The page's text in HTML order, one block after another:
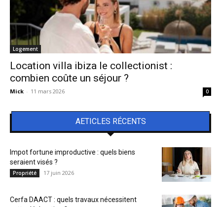
Logement
Location villa ibiza le collectionist :
combien coûte un séjour ?
Mick - 11 mars 2026 0
AETICLES RÉCENTS
Impot fortune improductive : quels biens
seraient visés ?
Propriété 17 juin 2026
Cerfa DAACT : quels travaux nécessitent